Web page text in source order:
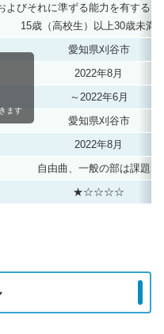
よびそれに準ずる能力を有すると
15歳（高校生）以上30歳未満
愛知県刈谷市
2022年8月
～2022年6月
愛知県刈谷市
2022年8月
自由曲、一般の部は課題曲
★☆☆☆☆
ます